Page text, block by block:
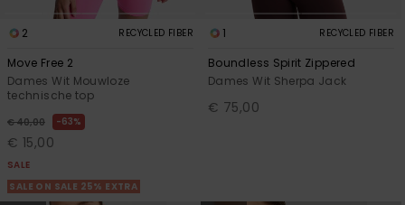
2 RECYCLED FIBER
Move Free 2
Dames Wit Mouwloze
technische top
€ 40,00 63%
€ 15,00
SALE
SALE ON SALE 25% EXTRA
1 RECYCLED FIBER
Boundless Spirit Zippered
Dames Wit Sherpa Jack
€ 75,00